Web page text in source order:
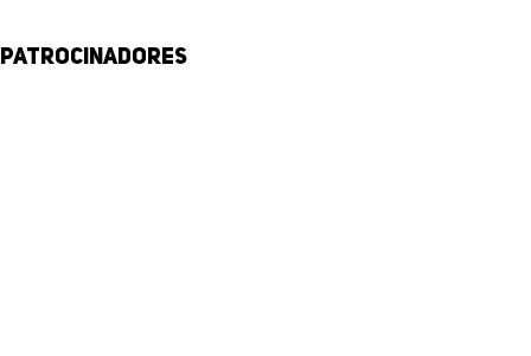
Patrocinadores